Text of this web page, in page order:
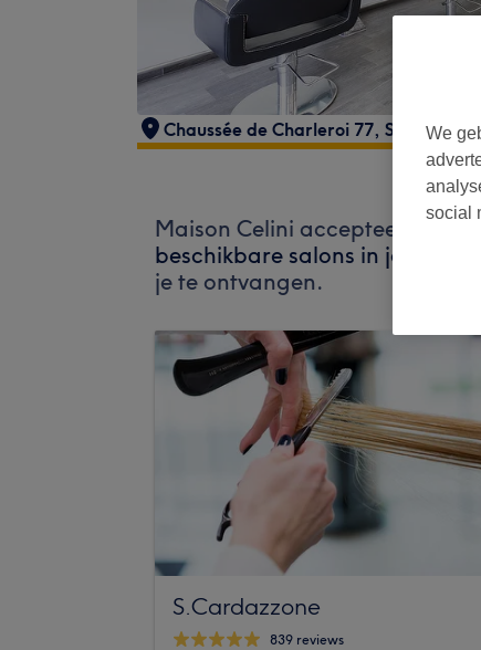
Chaussée de Charleroi 77, Saint-Gilles
Maison Celini accepteert
beschikbare salons in jouw
je te ontvangen.
S.Cardazzone
839 reviews
We
social